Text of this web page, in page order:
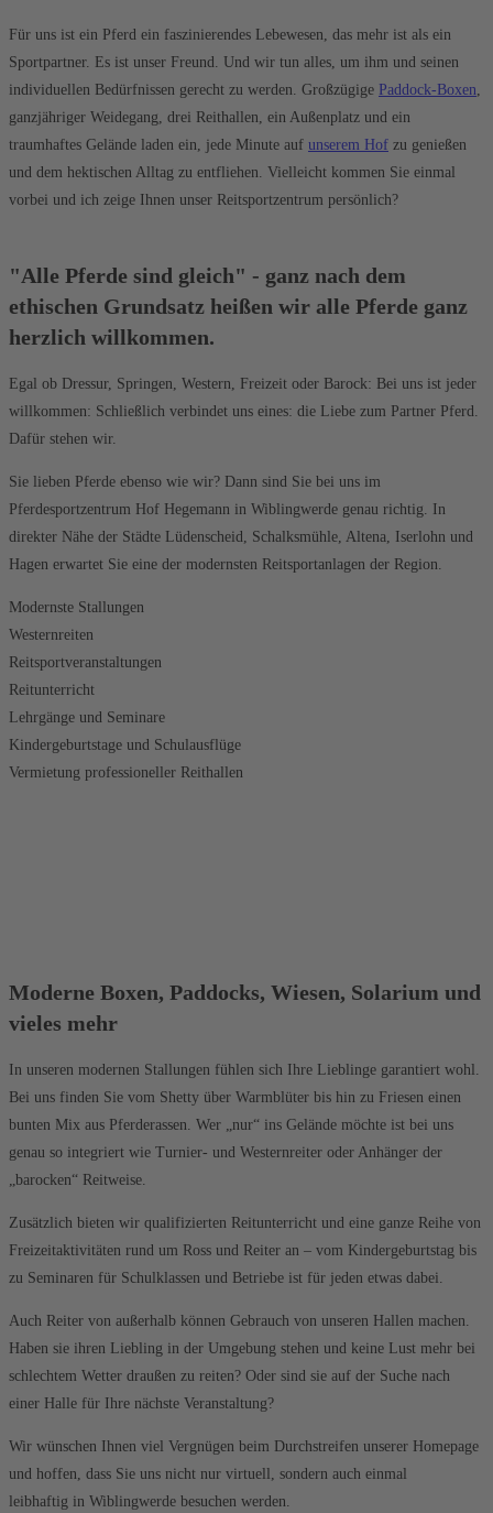
Für uns ist ein Pferd ein faszinierendes Lebewesen, das mehr ist als ein
Sportpartner. Es ist unser Freund. Und wir tun alles, um ihm und seinen
individuellen Bedürfnissen gerecht zu werden. Großzügige Paddock-Boxen
ganzjähriger Weidegang, drei Reithallen, ein Außenplatz und ein
traumhaftes Gelände laden ein, jede Minute auf unserem Hof zu genießen
und dem hektischen Alltag zu entfliehen. Vielleicht kommen Sie einmal
vorbei und ich zeige Ihnen unser Reitsportzentrum persönlich?
"Alle Pferde sind gleich" - ganz nach dem
ethischen Grundsatz heißen wir alle Pferde ganz
herzlich willkommen.
Egal ob Dressur, Springen, Western, Freizeit oder Barock: Bei uns ist jeder
willkommen: Schließlich verbindet uns eines: die Liebe zum Partner Pferd.
Dafür stehen wir.
Sie lieben Pferde ebenso wie wir? Dann sind Sie bei uns im
Pferdesportzentrum Hof Hegemann in Wiblingwerde genau richtig. In
direkter Nähe der Städte Lüdenscheid, Schalksmühle, Altena, Iserlohn und
Hagen erwartet Sie eine der modernsten Reitsportanlagen der Region.
Modernste Stallungen
Westernreiten
Reitsportveranstaltungen
Reitunterricht
Lehrgänge und Seminare
Kindergeburtstage und Schulausflüge
Vermietung professioneller Reithallen
Moderne Boxen, Paddocks, Wiesen, Solarium und
vieles mehr
In unseren modernen Stallungen fühlen sich Ihre Lieblinge garantiert wohl.
Bei uns finden Sie vom Shetty über Warmblüter bis hin zu Friesen einen
bunten Mix aus Pferderassen. Wer „nur“ ins Gelände möchte ist bei uns
genau so integriert wie Turnier- und Westernreiter oder Anhänger der
„barocken“ Reitweise.
Zusätzlich bieten wir qualifizierten Reitunterricht und eine ganze Reihe von
Freizeitaktivitäten rund um Ross und Reiter an – vom Kindergeburtstag bis
zu Seminaren für Schulklassen und Betriebe ist für jeden etwas dabei.
Auch Reiter von außerhalb können Gebrauch von unseren Hallen machen.
Haben sie ihren Liebling in der Umgebung stehen und keine Lust mehr bei
schlechtem Wetter draußen zu reiten? Oder sind sie auf der Suche nach
einer Halle für Ihre nächste Veranstaltung?
Wir wünschen Ihnen viel Vergnügen beim Durchstreifen unserer Homepage
und hoffen, dass Sie uns nicht nur virtuell, sondern auch einmal
leibhaftig in Wiblingwerde besuchen werden.